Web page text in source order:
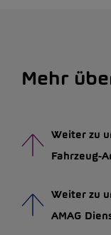
Mehr
Weiter zu
Fahrzeug-
Weiter zu
AMAG